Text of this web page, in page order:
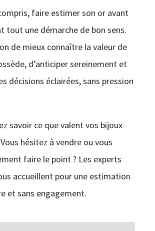
faire estimer son or avant
tout une démarche de bon sens.
de mieux connaître la valeur de
d’anticiper sereinement et
décisions éclairées, sans pression
savoir ce que valent vos bijoux
hésitez à vendre ou vous
faire le point ? Les experts
accueillent pour une estimation
et sans engagement.